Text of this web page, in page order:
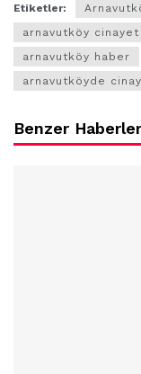
Etiketler:
arnavutköy cinayet
arnavutköy haber
arnavutköyde
Benzer Haberler